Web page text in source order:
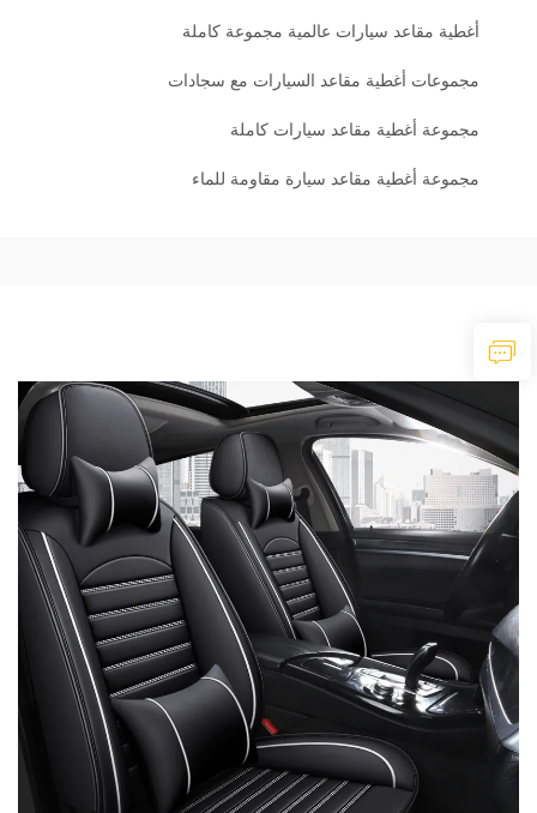
أغطية مقاعد سيارات عالمية مجموعة كاملة
مجموعات أغطية مقاعد السيارات مع سجادات
مجموعة أغطية مقاعد سيارات كاملة
مجموعة أغطية مقاعد سيارة مقاومة للماء